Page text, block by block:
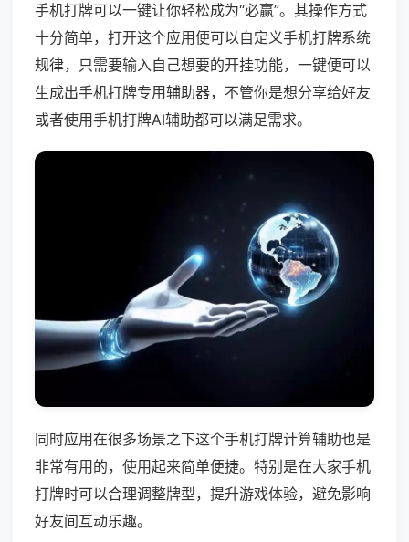
手机打牌可以一键让你轻松成为“必赢”。其操作方式
十分简单，打开这个应用便可以自定义手机打牌系统
规律，只需要输入自己想要的开挂功能，一键便可以
生成出手机打牌专用辅助器，不管你是想分享给好友
或者使用手机打牌AI辅助都可以满足需求。
同时应用在很多场景之下这个手机打牌计算辅助也是
非常有用的，使用起来简单便捷。特别是在大家手机
打牌时可以合理调整牌型，提升游戏体验，避免影响
好友间互动乐趣。